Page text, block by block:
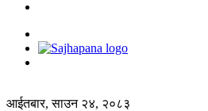
आईतबार, साउन २४, २०८३